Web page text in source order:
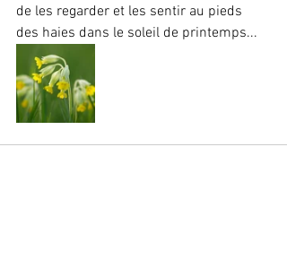
de les regarder et les sentir au pieds
des haies dans le soleil de printemps...